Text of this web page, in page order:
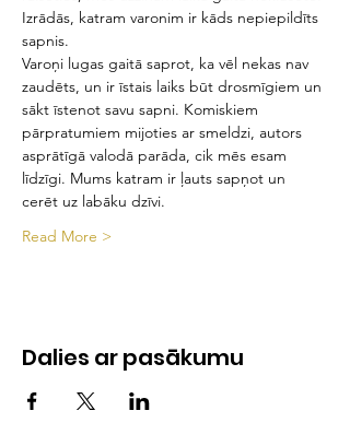
Izrādās, katram varonim ir kāds nepiepildīts
sapnis.
Varoņi lugas gaitā saprot, ka vēl nekas nav
zaudēts, un ir īstais laiks būt drosmīgiem un
sākt īstenot savu sapni. Komiskiem
pārpratumiem mijoties ar smeldzi, autors
asprātīgā valodā parāda, cik mēs esam
līdzīgi. Mums katram ir ļauts sapņot un
cerēt uz labāku dzīvi.
Read More >
Dalies ar pasākumu